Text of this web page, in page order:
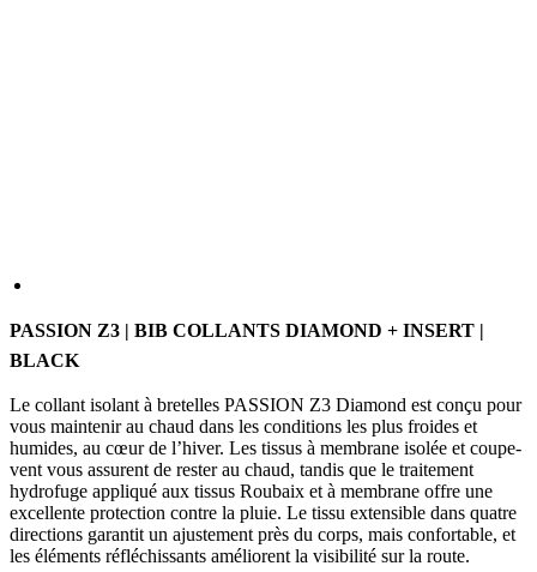
vous maintenir au chaud dans les conditions les plus froides et
humides, au cœur de l’hiver. Les tissus à membrane isolée et coupe-
vent vous assurent de rester au chaud, tandis que le traitement
excellente protection contre la pluie. Le tissu extensible dans quatre
directions garantit un ajustement près du corps, mais confortable, et
les éléments réfléchissants améliorent la visibilité sur la route.
TAILLE
2 3 4 5 6 7 1+ 2+ 3+
Tableau des tailles